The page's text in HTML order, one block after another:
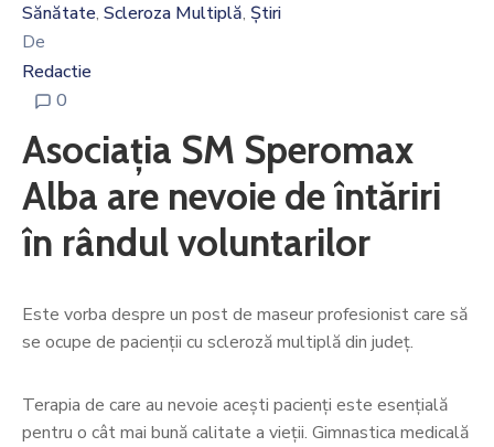
Sănătate‚ Scleroza Multiplă‚ Știri
De
Redactie
0
Asociația SM Speromax
Alba are nevoie de întăriri
în rândul voluntarilor
Este vorba despre un post de maseur profesionist care să
se ocupe de pacienții cu scleroză multiplă din județ.
Terapia de care au nevoie acești pacienți este esențială
pentru o cât mai bună calitate a vieții. Gimnastica medicală